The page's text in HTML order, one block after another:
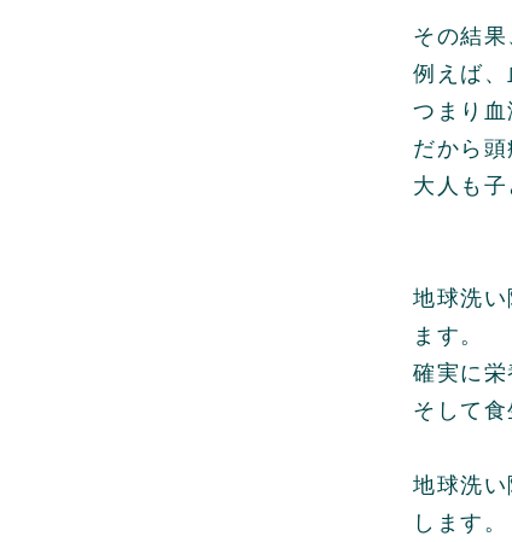
その結果
例えば、
つまり血
だから頭
大人も子
地球洗
ます。
確実に栄
そして食
地球洗
します。